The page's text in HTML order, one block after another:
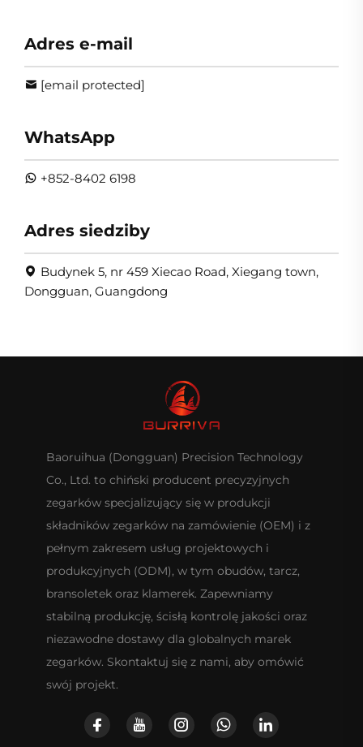
Adres e-mail
[email protected]
WhatsApp
+852-8402 6198
Adres siedziby
Budynek 5, nr 459 Xiecao Road, Xiegang town,
Dongguan, Guangdong
Baoruihua (Dongguan) Precision Technology
Co., Ltd. to chiński producent precyzyjnych
zegarków specjalizujący się w produkcji
składników zegarków na zamówienie (OEM) i z
pełnym zakresem usług projektowych i
produkcyjnych (ODM), w tym obudów, tarcz,
bransoletek oraz klamerek. Zapewniamy
stabilną produkcję, ścisłą kontrolę jakości oraz
niezawodne dostawy dla globalnych marek
zegarków. Skontaktuj się z nami, aby omówić
swój projekt.